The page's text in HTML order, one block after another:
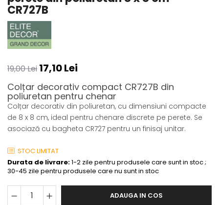
Coloane din poliuretan
Pilastri poliuretan
Seturi complete pilastri
si coltare
Cornise decorative din polimer
rigid
Plinte decorative din polimer rigid
Rozete decorative
CR727B
19,00 Lei 17,10 Lei
Colțar decorativ compact CR727B din
poliuretan pentru chenar
Colțar decorativ din poliuretan, cu dimensiuni compacte
de 8 x 8 cm, ideal pentru chenare discrete pe perete. Se
asociază cu bagheta CR727 pentru un finisaj unitar.
STOC LIMITAT
Durata de livrare:1-2 zile pentru produsele care sunt in stoc ;
30-45 zile pentru produsele care nu sunt in stoc
ADAUGA IN COS